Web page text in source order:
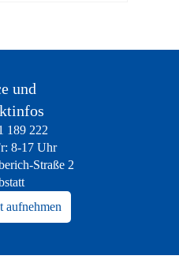
und
189 222
8-17 Uhr
Straße 2
aufnehmen